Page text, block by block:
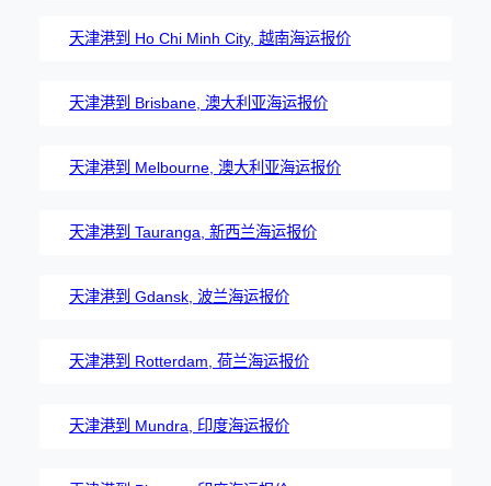
天津港到 Ho Chi Minh City, 越南海运报价
天津港到 Brisbane, 澳大利亚海运报价
天津港到 Melbourne, 澳大利亚海运报价
天津港到 Tauranga, 新西兰海运报价
天津港到 Gdansk, 波兰海运报价
天津港到 Rotterdam, 荷兰海运报价
天津港到 Mundra, 印度海运报价